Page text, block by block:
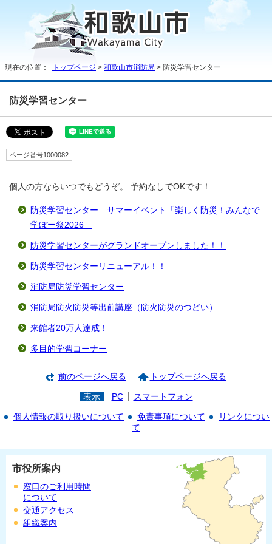
現在の位置： トップページ > 和歌山市消防局 > 防災学習センター
防災学習センター
ページ番号1000082
個人の方ならいつでもどうぞ。 予約なしでOKです！
防災学習センター サマーイベント「楽しく防災！みんなで
学ぼー祭2026」
防災学習センターがグランドオープンしました！！
防災学習センターリニューアル！！
消防局防災学習センター
消防局防火防災等出前講座（防火防災のつどい）
来館者20万人達成！
多目的学習コーナー
前のページへ戻る トップページへ戻る
表示 PC スマートフォン
個人情報の取り扱いについて 免責事項について
リンクについ
て
市役所案内
窓口のご利用時間
について
交通アクセス
組織案内